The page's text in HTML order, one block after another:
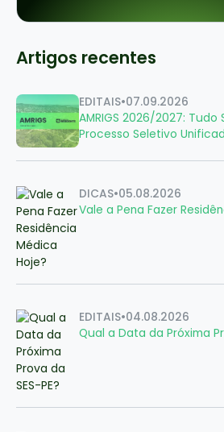
Artigos recentes
EDITAIS•07.09.2026
AMRIGS 2026/2027:
Processo Seletivo
DICAS•05.08.2026
Vale a Pena Fazer
EDITAIS•04.08.2026
Qual a Data da Próxima